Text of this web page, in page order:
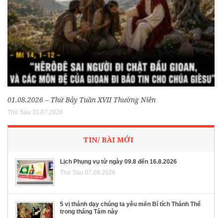
01.08.2026 – Thứ Bảy Tuần XVII Thường Niên
Thứ Sáu 31.07.2026
TIN/ BÀI MỚI
Lịch Phụng vụ từ ngày 09.8 đến 16.8.2026
Thứ Sáu 07.08.2026
5 vị thánh dạy chúng ta yêu mến Bí tích Thánh Thể
trong tháng Tám này